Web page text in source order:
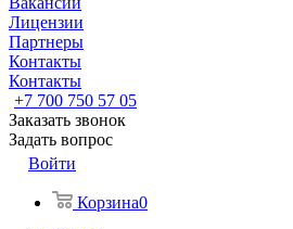
Лицензии
Партнеры
Контакты
Контакты
+7 700 750 57 05
Заказать звонок
Задать вопрос
Войти
Корзина0